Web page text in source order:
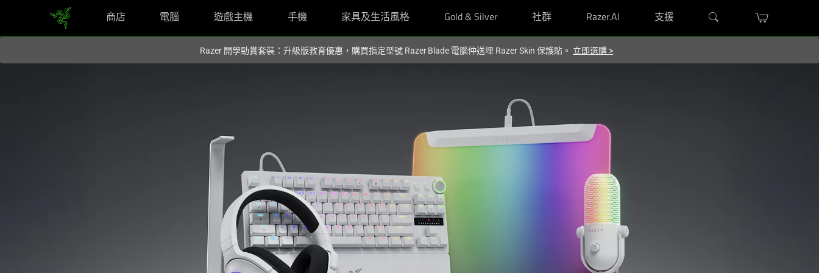
商店 電腦 遊戲主機 手機 家具及生活風格 Gold & Silver 社群 Razer.AI 支援
Razer 開學勁賞套裝：升級版教育優惠，購買指定型號 Razer Blade 電腦仲送埋 Razer Skin 保護貼。 立即選購 >